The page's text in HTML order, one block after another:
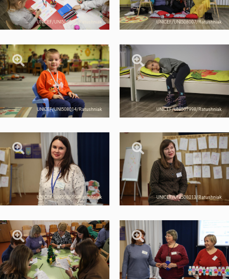
UNICEF/UNI508016/Ratushniak UNICEF/UNI508007/Ratushniak
UNICEF/UNI508014/Ratushniak UNICEF/UNI507998/Ratushniak
UNICEF/UNI508019/Ratushniak UNICEF/UNI508013/Ratushniak